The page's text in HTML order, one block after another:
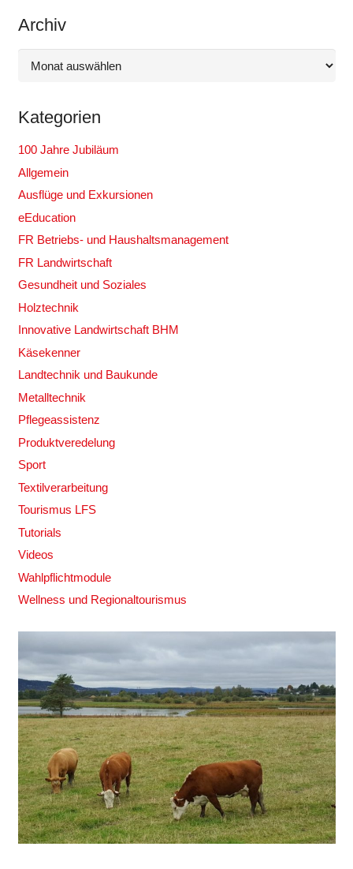
Archiv
Kategorien
100 Jahre Jubiläum
Allgemein
Ausflüge und Exkursionen
eEducation
FR Betriebs- und Haushaltsmanagement
FR Landwirtschaft
Gesundheit und Soziales
Holztechnik
Innovative Landwirtschaft BHM
Käsekenner
Landtechnik und Baukunde
Metalltechnik
Pflegeassistenz
Produktveredelung
Sport
Textilverarbeitung
Tourismus LFS
Tutorials
Videos
Wahlpflichtmodule
Wellness und Regionaltourismus